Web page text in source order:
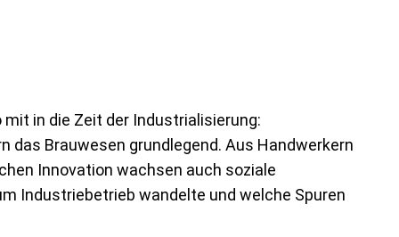
in die Zeit der Industrialisierung:
das Brauwesen grundlegend. Aus Handwerkern
Innovation wachsen auch soziale
Industriebetrieb wandelte und welche Spuren